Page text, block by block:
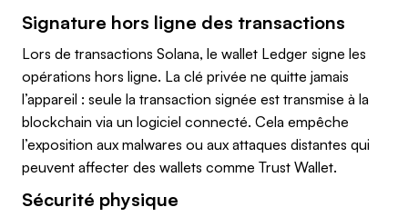
Signature hors ligne des transactions
Lors de transactions Solana, le wallet Ledger signe les
opérations hors ligne. La clé privée ne quitte jamais
l’appareil : seule la transaction signée est transmise à la
blockchain via un logiciel connecté. Cela empêche
l’exposition aux malwares ou aux attaques distantes qui
peuvent affecter des wallets comme Trust Wallet.
Sécurité physique